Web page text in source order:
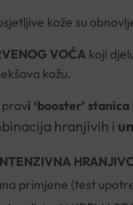
kože su
VOĆAkoji
kožu.
i ‘booster’ stanica
hranjivih i
primjene (test